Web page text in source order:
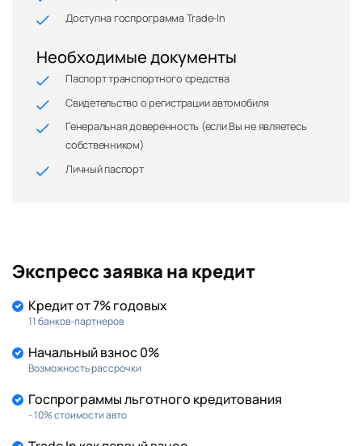
Доступна госпрограмма Trade-In
Необходимые документы
Паспорт транспортного средства
Свидетельство о регистрации автомобиля
Генеральная доверенность (если Вы не являетесь
собственником)
Личный паспорт
Экспресс заявка на кредит
Кредит от 7% годовых
11 банков-партнеров
Начальный взнос 0%
Возможность рассрочки
Госпрограммы льготного кредитования
- 10% стоимости авто